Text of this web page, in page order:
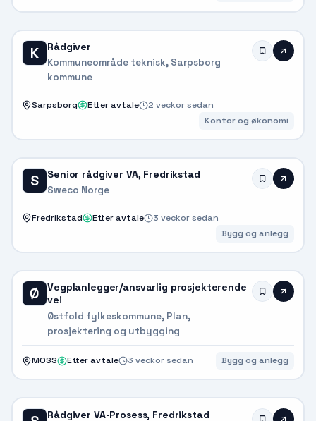
K Rådgiver
Kommuneområde teknisk, Sarpsborg
kommune
Sarpsborg Etter avtale
2 veckor sedan
Kontor og økonomi
S Senior rådgiver VA, Fredrikstad
Sweco Norge
Fredrikstad Etter avtale
3 veckor sedan
Bygg og anlegg
Ø
Vegplanlegger/ansvarlig prosjekterende
vei
Østfold fylkeskommune, Plan,
prosjektering og utbygging
MOSS Etter avtale 3 veckor sedan Bygg og anlegg
Rådgiver VA-Prosess, Fredrikstad